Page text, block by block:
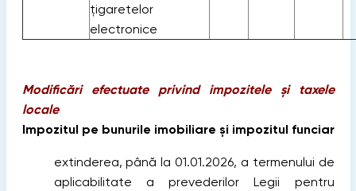
țigaretelor
electronice
Modificări efectuate privind impozitele și taxele
locale
Impozitul pe bunurile imobiliare și impozitul funciar
extinderea, până la 01.01.2026, a termenului de
aplicabilitate a prevederilor Legii pentru